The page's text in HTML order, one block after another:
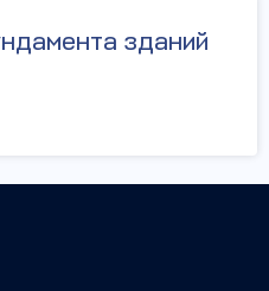
зданий